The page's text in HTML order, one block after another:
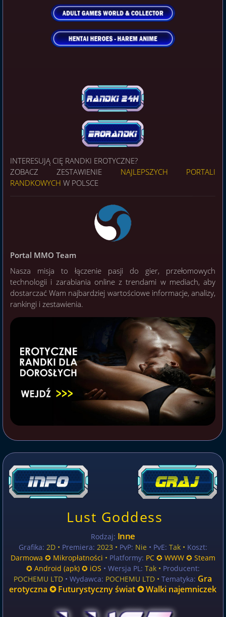
INTERESUJĄ CIĘ RANDKI EROTYCZNE?
ZOBACZ ZESTAWIENIE NAJLEPSZYCH PORTALI
RANDKOWYCH W POLSCE
Portal MMO Team
Nasza misja to łączenie pasji do gier, przełomowych
technologii i zarabiania online z trendami w mediach, aby
dostarczać Wam najbardziej wartościowe informacje, analizy,
rankingi i zestawienia.
Lust Goddess
Rodzaj: Inne
Grafika: 2D • Premiera: 2023 • PvP: Nie • PvE: Tak • Koszt:
Darmowa ✪ Mikropłatności • Platformy: PC ✪ WWW ✪ Steam
✪ Android (apk) ✪ iOS • Wersja PL: Tak• Producent:
POCHEMU LTD • Wydawca: POCHEMU LTD •Tematyka: Gra
erotyczna ✪ Futurystyczny świat ✪ Walki najemniczek